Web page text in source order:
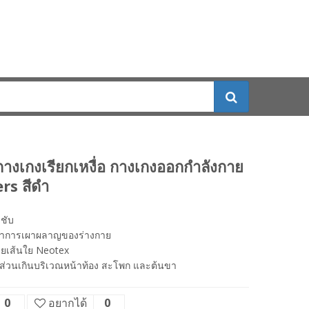
เกงเรียกเหงื่อ กางเกงออกกำลังกาย
สีดำ
บ
การเผาผลาญของร่างกาย
เส้นใย Neotex
วนเกินบริเวณหน้าท้อง สะโพก และต้นขา
0 อยากได้ 0